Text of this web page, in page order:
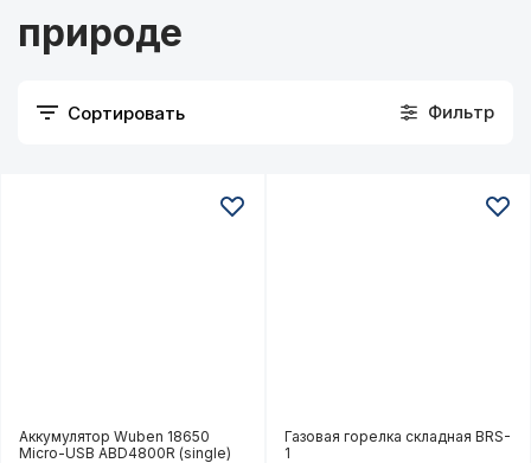
природе
Сортировать Фильтр
Аккумулятор Wuben 18650 Micro-USB ABD4800R
Аккумулятор Wuben 18650
Micro-USB ABD4800R (single)
Газовая горелка
Газовая горелка складная BRS-
1